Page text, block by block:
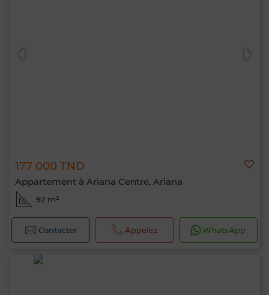
177 000 TND
Appartement à Ariana Centre, Ariana
92 m²
Contacter Appelez WhatsApp